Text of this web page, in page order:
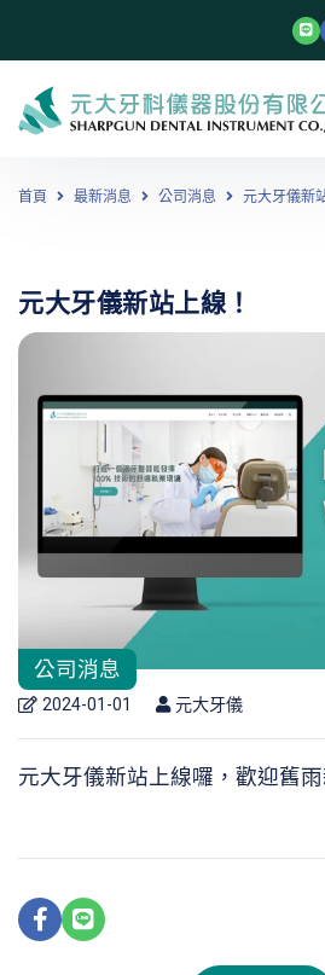
首頁 最新消息 公司消息 元大牙儀新
元大牙儀新站上線！
公司消息
2024-01-01 元大牙儀
元大牙儀新站上線囉，歡迎舊雨